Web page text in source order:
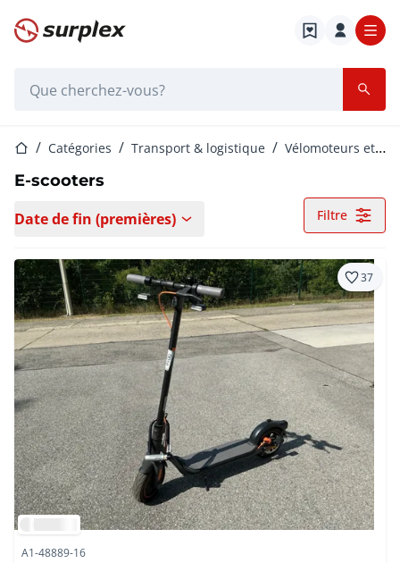
Page d'accueil
Page d'accueil
Catégories Transport & logistique Vélomoteurs et scooters
E-scooters
Date de fin (premières) Filtre
37
A1-48889-16